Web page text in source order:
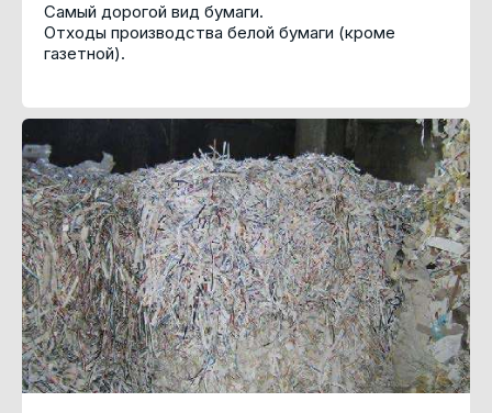
Самый дорогой вид бумаги.
Отходы производства белой бумаги (кроме
газетной).